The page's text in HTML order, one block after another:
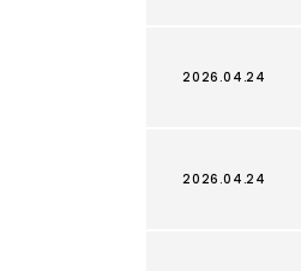
2026.04.24
2026.04.24